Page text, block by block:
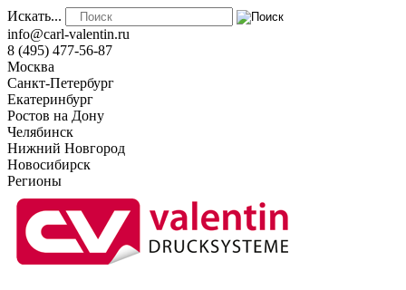
Искать...
info@carl-valentin.ru
8 (495) 477-56-87
Москва
Санкт-Петербург
Екатеринбург
Ростов на Дону
Челябинск
Нижний Новгород
Новосибирск
Регионы